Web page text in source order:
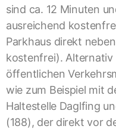
sind ca. 12 Minuten
ausreichend
Parkhaus direkt
kostenfrei).
öffentlichen
wie zum Beispiel mit
Haltestelle Daglfing
(188), der direkt vor